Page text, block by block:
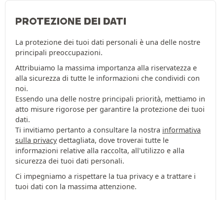
PROTEZIONE DEI DATI
La protezione dei tuoi dati personali è una delle nostre
principali preoccupazioni.
Attribuiamo la massima importanza alla riservatezza e
alla sicurezza di tutte le informazioni che condividi con
noi.
Essendo una delle nostre principali priorità, mettiamo in
atto misure rigorose per garantire la protezione dei tuoi
dati.
Ti invitiamo pertanto a consultare la nostra informativa
sulla privacydettagliata, dove troverai tutte le
informazioni relative alla raccolta, all'utilizzo e alla
sicurezza dei tuoi dati personali.
Ci impegniamo a rispettare la tua privacy e a trattare i
tuoi dati con la massima attenzione.